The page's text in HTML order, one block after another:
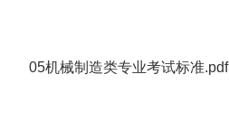
05机械制造类专业考试标准.pdf